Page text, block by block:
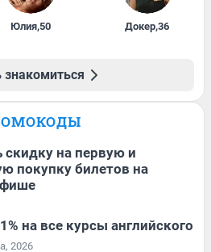
Юлия,50 Докер,36
знакомиться
скидку на первую и
покупку билетов на
на все курсы английского
2026